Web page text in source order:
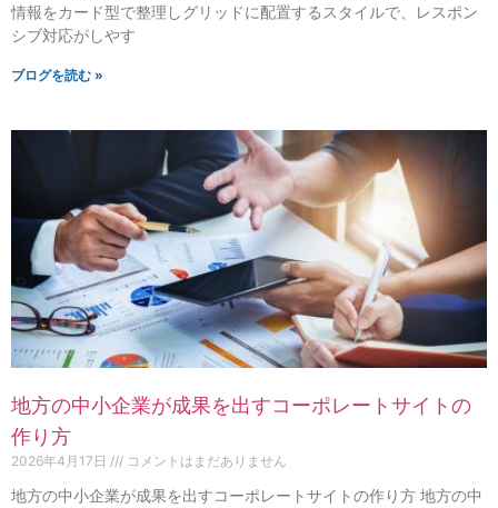
情報をカード型で整理しグリッドに配置するスタイルで、レスポン
シブ対応がしやす
ブログを読む »
地方の中小企業が成果を出すコーポレートサイトの
作り方
2026年4月17日 コメントはまだありません
地方の中小企業が成果を出すコーポレートサイトの作り方 地方の中